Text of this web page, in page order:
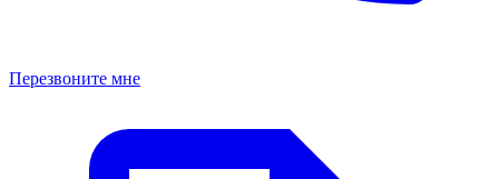
Перезвоните мне